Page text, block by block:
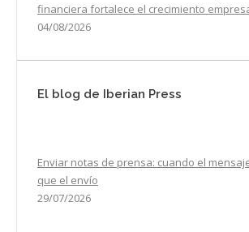
financiera fortalece el crecimiento
04/08/2026
El blog de Iberian Press
Enviar notas de prensa: cuando el
que el envío
29/07/2026